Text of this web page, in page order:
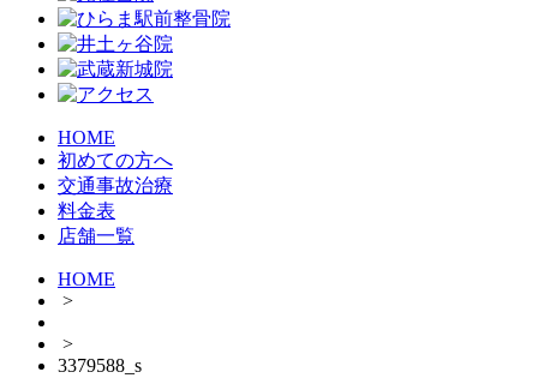
HOME
初めての方へ
交通事故治療
料金表
店舗一覧
HOME
>
>
3379588_s